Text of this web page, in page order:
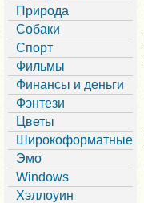
Природа
Собаки
Спорт
Фильмы
Финансы и деньги
Фэнтези
Цветы
Широкоформатные
Эмо
Windows
Хэллоуин